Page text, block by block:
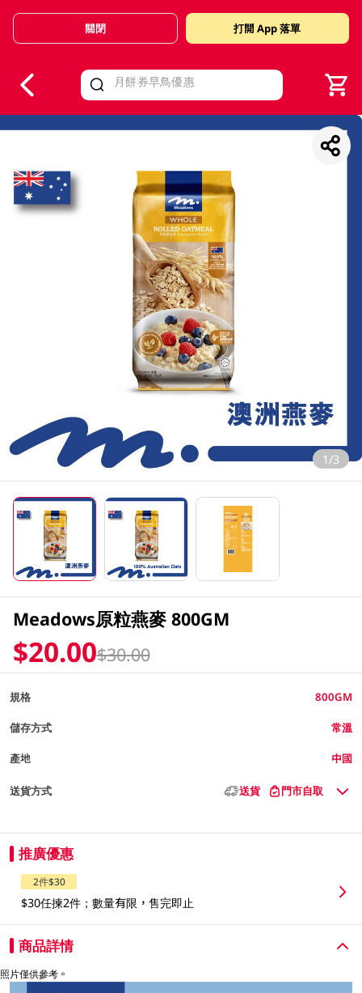
Valid Until 30 June 2026
關閉 打開 App 落單
1/3
Meadows原粒燕麥 800GM
$20.00$30.00
規格 800GM
儲存方式 常溫
產地 中國
送貨方式 送貨 門市自取
推廣優惠
2件$30
$30任揀2件；數量有限，售完即止
商品詳情
照片僅供參考。